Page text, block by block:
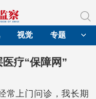
视觉 专题
疗“保障网”
常上门问诊，我长期